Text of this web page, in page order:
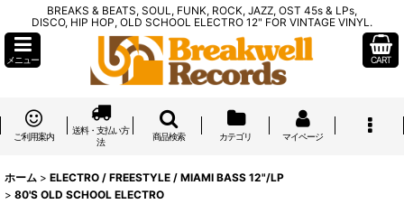
BREAKS & BEATS, SOUL, FUNK, ROCK, JAZZ, OST 45s & LPs,
DISCO, HIP HOP, OLD SCHOOL ELECTRO 12" FOR VINTAGE VINYL.
メニュー CART
ご利用案内
送料・支払い方
法
商品検索 カテゴリ マイページ
ホーム > ELECTRO / FREESTYLE / MIAMI BASS 12"/LP
> 80'S OLD SCHOOL ELECTRO